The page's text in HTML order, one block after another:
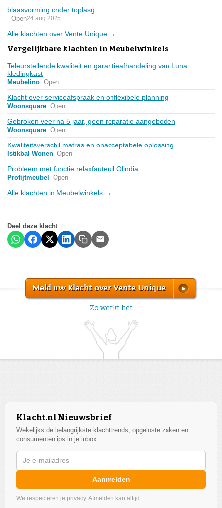
blaasvorming onder toplasg
Open24 aug 2025
Alle klachten over Vente Unique →
Vergelijkbare klachten in Meubelwinkels
Teleurstellende kwaliteit en garantieafhandeling van Luna
kledingkast
Meubelino Open
Klacht over serviceafspraak en onflexibele planning
Woonsquare Open
Gebroken veer na 5 jaar, geen reparatie aangeboden
Woonsquare Open
Kwaliteitsverschil matras en onacceptabele oplossing
Istikbal Wonen Open
Probleem met functie relaxfauteuil Olindia
Profijtmeubel Open
Alle klachten in Meubelwinkels →
Deel deze klacht
Meld uw Klacht over Vente Unique
Zo werkt het
Klacht.nl Nieuwsbrief
Wekelijks de belangrijkste klachttrends, opgeloste zaken en
consumententips in je inbox.
Aanmelden
We respecteren je privacy. Afmelden kan altijd.